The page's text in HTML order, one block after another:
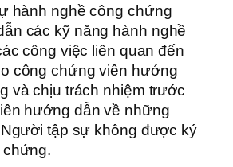
hành nghề công chứng
các kỹ năng hành nghề
công việc liên quan đến
công chứng viên hướng
và chịu trách nhiệm trước
hướng dẫn về những
tập sự không được ký